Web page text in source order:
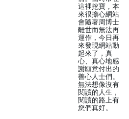
這裡挖寶，本
來很擔心網站
會隨著周博士
離世而無法再
運作，今日再
來發現網站動
起來了，真
心、真心地感
謝願意付出的
善心人士們。
無法想像沒有
閱讀的人生，
閱讀的路上有
您們真好。